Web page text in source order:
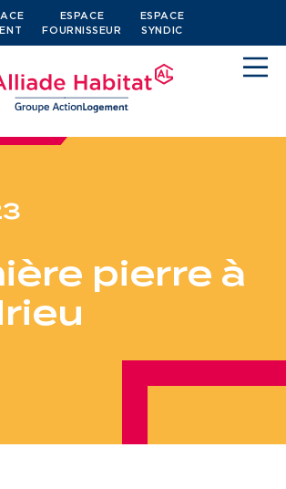
ESPACE
FOURNISSEUR
ESPACE
SYNDIC
cherche un logement
moins de 30 ans
pierre à